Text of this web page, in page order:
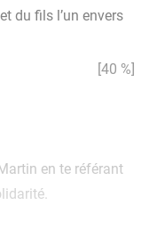
du fils l’un envers
[40 %]
en te référant